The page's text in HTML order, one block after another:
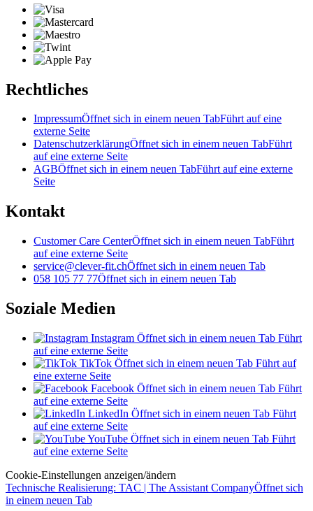
Rechtliches
ImpressumÖffnet sich in einem neuen TabFührt auf eine
externe Seite
DatenschutzerklärungÖffnet sich in einem neuen TabFührt
auf eine externe Seite
AGBÖffnet sich in einem neuen TabFührt auf eine externe
Seite
Kontakt
Customer Care CenterÖffnet sich in einem neuen TabFührt
auf eine externe Seite
service@clever-fit.chÖffnet sich in einem neuen Tab
058 105 77 77Öffnet sich in einem neuen Tab
Soziale Medien
Instagram Öffnet sich in einem neuen Tab Führt
auf eine externe Seite
TikTok Öffnet sich in einem neuen Tab Führt auf
eine externe Seite
Facebook Öffnet sich in einem neuen Tab Führt
auf eine externe Seite
LinkedIn Öffnet sich in einem neuen Tab Führt
auf eine externe Seite
YouTube Öffnet sich in einem neuen Tab Führt
auf eine externe Seite
Cookie-Einstellungen anzeigen/ändern
Technische Realisierung: TAC | The Assistant CompanyÖffnet sich
in einem neuen Tab